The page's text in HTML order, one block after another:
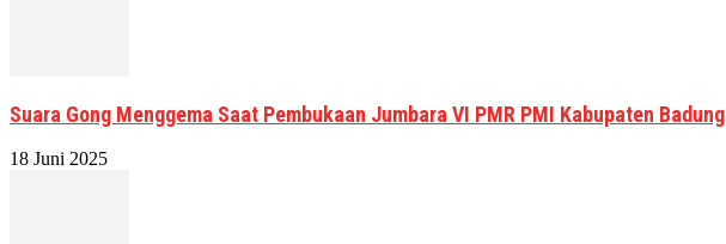
Suara Gong Menggema Saat Pembukaan Jumbara VI PMR PMI Kabupaten Badung
18 Juni 2025